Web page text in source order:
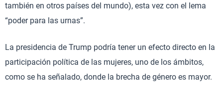
también en otros países del mundo), esta vez con el lema
“poder para las urnas”.
La presidencia de Trump podría tener un efecto directo en la
participación política de las mujeres, uno de los ámbitos,
como se ha señalado, donde la brecha de género es mayor.